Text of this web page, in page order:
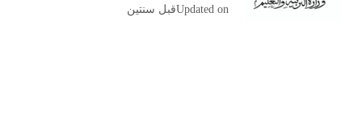
Updated onقبل سنتين